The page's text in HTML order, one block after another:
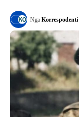
Nga Korrespodenti